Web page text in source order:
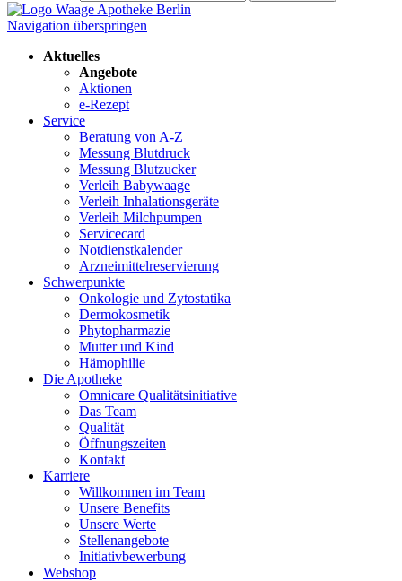
Navigation überspringen
Aktuelles
Angebote
Aktionen
e-Rezept
Service
Beratung von A-Z
Messung Blutdruck
Messung Blutzucker
Verleih Babywaage
Verleih Inhalationsgeräte
Verleih Milchpumpen
Servicecard
Notdienstkalender
Arzneimittelreservierung
Schwerpunkte
Onkologie und Zytostatika
Dermokosmetik
Phytopharmazie
Mutter und Kind
Hämophilie
Die Apotheke
Omnicare Qualitätsinitiative
Das Team
Qualität
Öffnungszeiten
Kontakt
Karriere
Willkommen im Team
Unsere Benefits
Unsere Werte
Stellenangebote
Initiativbewerbung
Webshop